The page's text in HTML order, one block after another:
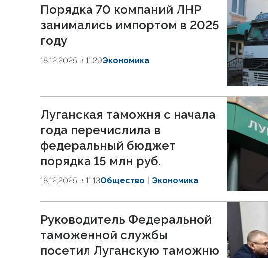
Порядка 70 компаний ЛНР
занимались импортом в 2025
году
18.12.2025 в 11:29Экономика
Луганская таможня с начала
года перечислила в
федеральный бюджет
порядка 15 млн руб.
18.12.2025 в 11:13Общество Экономика
Руководитель Федеральной
таможенной службы
посетил Луганскую таможню